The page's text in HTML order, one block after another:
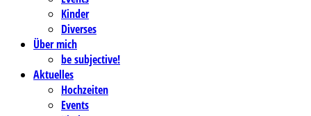
Kinder
Diverses
Über mich
be subjective!
Aktuelles
Hochzeiten
Events